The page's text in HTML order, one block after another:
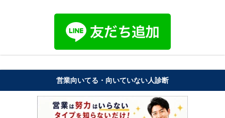
営業向いてる・向いていない人診断